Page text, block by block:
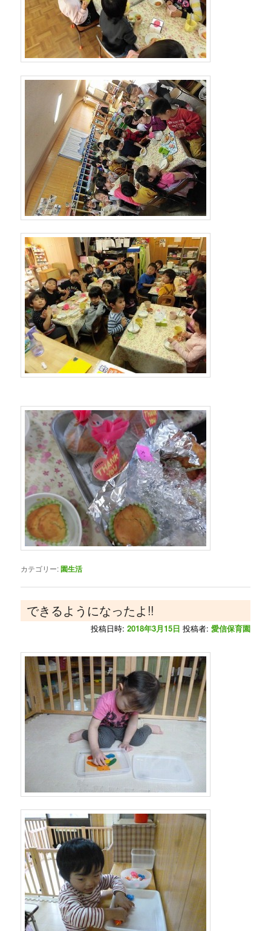
カテゴリー:園生活
できるようになったよ!!
投稿日時: 2018年3月15日 投稿者: 愛信保育園